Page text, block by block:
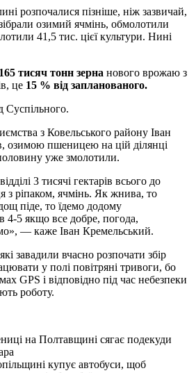
розпочалися пізніше, ніж зазвичай,
озимий ячмінь, обмолотили
41,5 тис. цієї культури. Нині
тисяч тонн зерна нового врожаю з
це 15 % від запланованого.
Суспільного.
з Ковельського району Іван
озимою пшеницею на цій ділянці
уже змолотили.
3 тисячі гектарів всього до
з ріпаком, ячмінь. Як жнива, то
піде, то їдемо додому
4-5 якщо все добре, погода,
— каже Іван Кремельський.
завадили вчасно розпочати збір
у полі повітряні тривоги, бо
GPS і відповідно під час небезпеки
роботу.
на Полтавщині сягає подекуди
купує автобуси, щоб